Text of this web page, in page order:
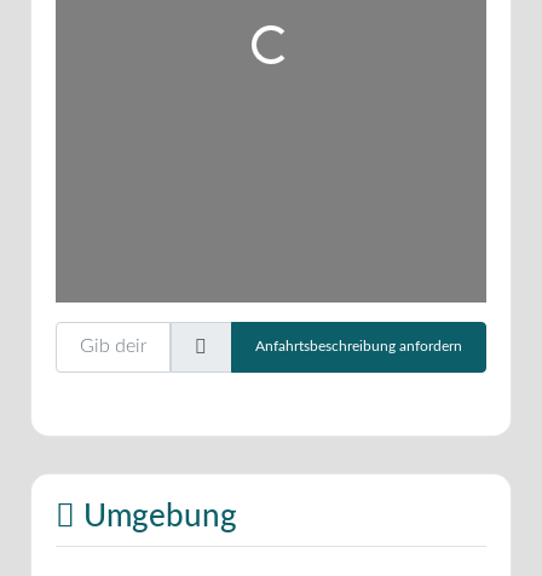
Wird geladen …
Gib deinen Standort ein.
Anfahrtsbeschreibung anfordern
Umgebung